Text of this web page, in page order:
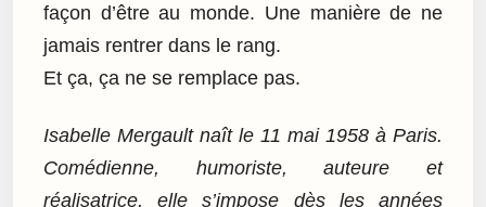
façon d’être au monde. Une manière de ne
jamais rentrer dans le rang.
Et ça, ça ne se remplace pas.
Isabelle Mergault naît le 11 mai 1958 à Paris.
Comédienne, humoriste, auteure et
réalisatrice, elle s’impose dès les années